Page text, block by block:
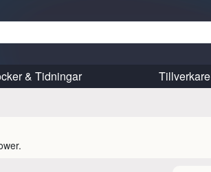
& Tidningar Tillverkare